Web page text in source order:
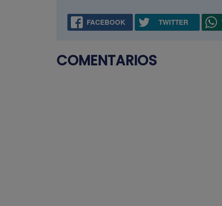
FACEBOOK TWITTER
COMENTARIOS